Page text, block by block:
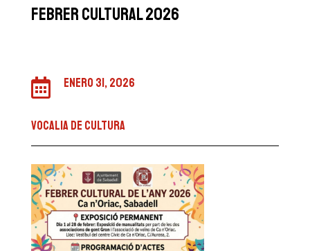
FEBRER CULTURAL 2026
 enero 31, 2026
VOCALIA DE CULTURA